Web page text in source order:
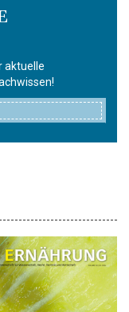
aktuelle